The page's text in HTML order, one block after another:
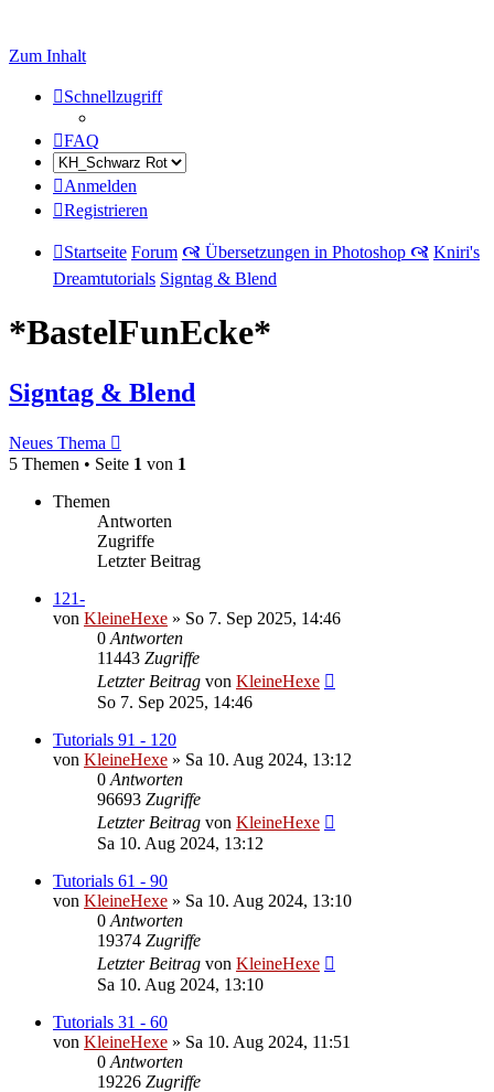
Zum Inhalt
Schnellzugriff
FAQ
Anmelden
Registrieren
Startseite Forum 🙧 Übersetzungen in Photoshop 🙧 Kniri's
Dreamtutorials Signtag & Blend
*BastelFunEcke*
Signtag & Blend
Neues Thema
5 Themen • Seite 1 von 1
Themen
Antworten
Zugriffe
Letzter Beitrag
121-
von KleineHexe » So 7. Sep 2025, 14:46
0 Antworten
11443 Zugriffe
Letzter Beitrag von KleineHexe
So 7. Sep 2025, 14:46
Tutorials 91 - 120
von KleineHexe » Sa 10. Aug 2024, 13:12
0 Antworten
96693 Zugriffe
Letzter Beitrag von KleineHexe
Sa 10. Aug 2024, 13:12
Tutorials 61 - 90
von KleineHexe » Sa 10. Aug 2024, 13:10
0 Antworten
19374 Zugriffe
Letzter Beitrag von KleineHexe
Sa 10. Aug 2024, 13:10
Tutorials 31 - 60
von KleineHexe » Sa 10. Aug 2024, 11:51
0 Antworten
19226 Zugriffe